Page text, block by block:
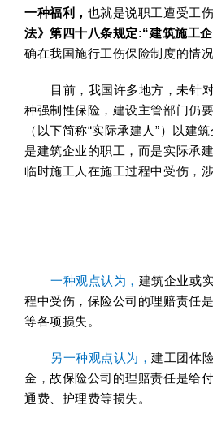
一种福利， 也就是说职工遭受工
法》第四十八条规定:“建筑施工
确在我国施行工伤保险制度的情
目前，我国许多地方，未针
种强制性保险，建设主管部门仍
（以下简称“实际承建人”）以建
是建筑企业的职工，而是实际承
临时施工人在施工过程中受伤，
一种观点认为， 建筑企业或
程中受伤，保险公司的理赔责任
等各项损失。
另一种观点认为，建工团体
金，故保险公司的理赔责任是给
通费、护理费等损失。